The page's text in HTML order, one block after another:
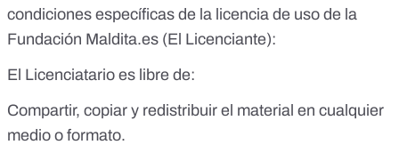
condiciones específicas de la licencia de uso de la
Fundación Maldita.es (El Licenciante):
El Licenciatario es libre de:
Compartir, copiar y redistribuir el material en cualquier
medio o formato.